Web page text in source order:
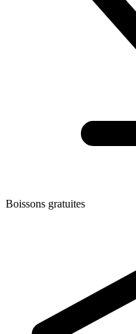
Boissons gratuites